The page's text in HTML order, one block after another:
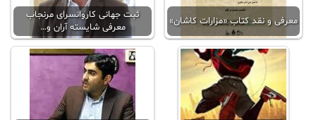
معرفی و نقد کتاب «مزارات کاشان»
ثبت جهانی کاروانسرای مرنجاب
معرفی شایسته آران و…